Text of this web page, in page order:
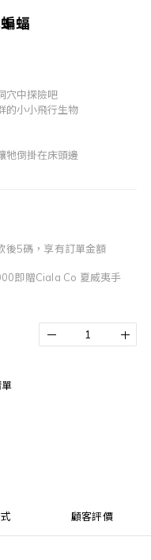
蝠
穴中探險吧
的小小飛行生物
牠倒掛在床頭邊
後5碼，享有訂單金額
即贈Ciala Co 夏威夷手
顧客評價